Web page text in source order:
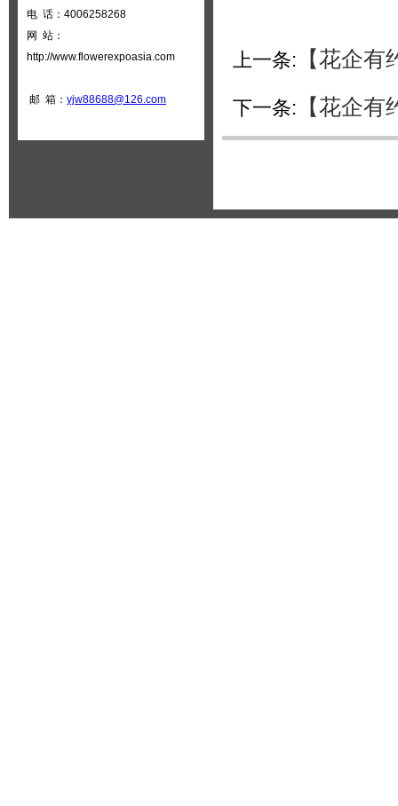
电 话：4006258268
网 站：
http://www.flowerexpoasia.com
邮 箱： yjw88688@126.com
上一条: 【花企
下一条: 【花企